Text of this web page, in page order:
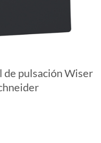
de pulsación Wiser